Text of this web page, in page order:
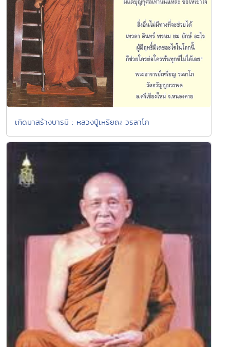
เกิดมาสร้างบารมี : หลวงปู่เหรียญ วรลาโภ